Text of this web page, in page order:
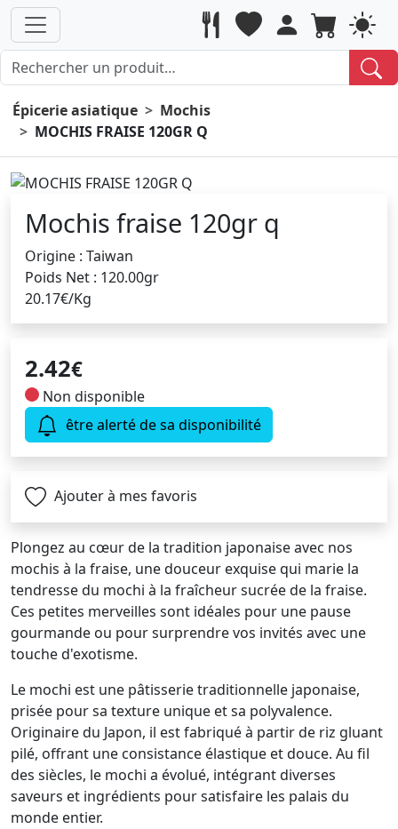
Épicerie asiatique
Mochis
MOCHIS FRAISE 120GR Q
Mochis fraise 120gr q
Origine : Taiwan
Poids Net : 120.00gr
20.17€/Kg
2.42€
Non disponible
être alerté de sa disponibilité
Ajouter à mes favoris
Plongez au cœur de la tradition japonaise avec nos
mochis à la fraise, une douceur exquise qui marie la
tendresse du mochi à la fraîcheur sucrée de la fraise.
Ces petites merveilles sont idéales pour une pause
gourmande ou pour surprendre vos invités avec une
touche d'exotisme.
Le mochi est une pâtisserie traditionnelle japonaise,
prisée pour sa texture unique et sa polyvalence.
Originaire du Japon, il est fabriqué à partir de riz gluant
pilé, offrant une consistance élastique et douce. Au fil
des siècles, le mochi a évolué, intégrant diverses
saveurs et ingrédients pour satisfaire les palais du
monde entier.